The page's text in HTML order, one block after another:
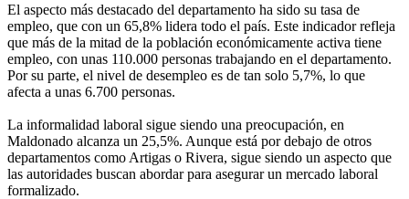
El aspecto más destacado del departamento ha sido su tasa de
empleo, que con un 65,8% lidera todo el país. Este indicador refleja
que más de la mitad de la población económicamente activa tiene
empleo, con unas 110.000 personas trabajando en el departamento.
Por su parte, el nivel de desempleo es de tan solo 5,7%, lo que
afecta a unas 6.700 personas.
La informalidad laboral sigue siendo una preocupación, en
Maldonado alcanza un 25,5%. Aunque está por debajo de otros
departamentos como Artigas o Rivera, sigue siendo un aspecto que
las autoridades buscan abordar para asegurar un mercado laboral
formalizado.